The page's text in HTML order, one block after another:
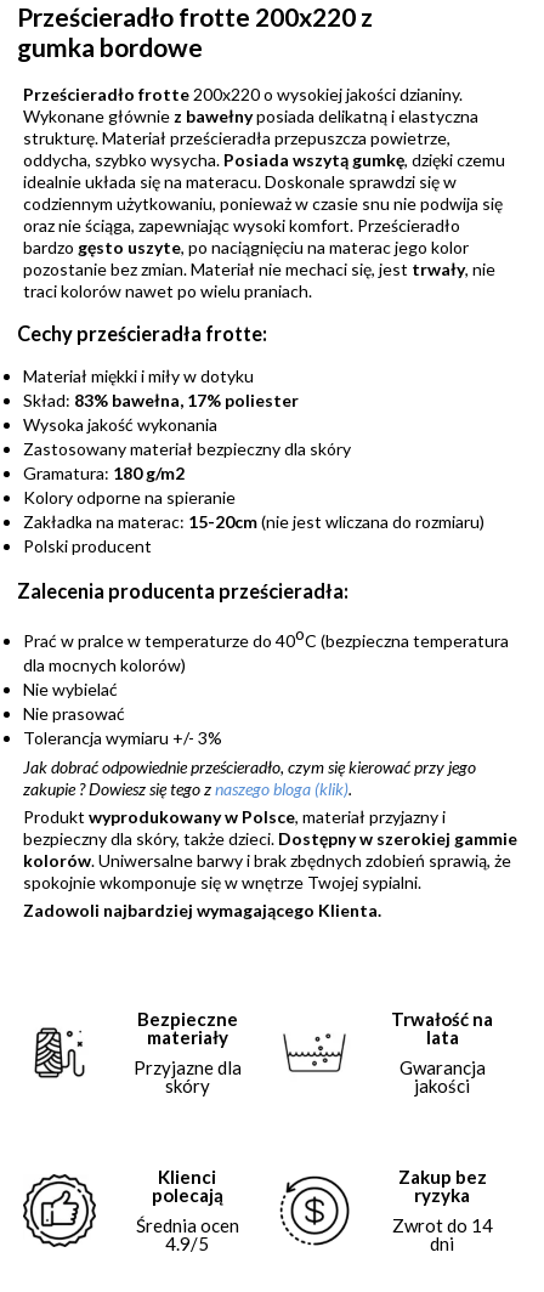
Prześcieradło frotte 200x220 z
gumka bordowe
Prześcieradło frotte 200x220 o wysokiej jakościdzianiny.
Wykonane głównie z bawełnyposiada delikatną i elastyczna
strukturę. Materiał prześcieradła przepuszcza powietrze,
oddycha, szybko wysycha. Posiada wszytą gumkę, dzięki czemu
idealnie układa się na materacu. Doskonale sprawdzi się w
codziennym użytkowaniu, ponieważ w czasie snu nie podwija się
oraz nie ściąga, zapewniając wysoki komfort. Prześcieradło
bardzo gęsto uszyte, po naciągnięciu na materac jego kolor
pozostanie bez zmian. Materiał nie mechaci się, jest trwały, nie
traci kolorów nawet po wielu praniach.
Cechy prześcieradła frotte:
Materiał miękki i miły w dotyku
Skład: 83% bawełna, 17% poliester
Wysoka jakość wykonania
Zastosowany materiał bezpieczny dla skóry
Gramatura: 180 g/m2
Kolory odporne na spieranie
Zakładka na materac: 15-20cm(nie jest wliczana do rozmiaru)
Polski producent
Zalecenia producenta prześcieradła:
Prać w pralce w temperaturze do 40oC (bezpieczna temperatura
dla mocnych kolorów)
Nie wybielać
Nie prasować
Tolerancja wymiaru +/- 3%
Jak dobrać odpowiednie prześcieradło, czym się kierować przy jego
zakupie ?Dowiesz się tego znaszego bloga (klik).
Produkt wyprodukowany w Polsce, materiał przyjazny i
bezpieczny dla skóry, także dzieci. Dostępny w szerokiej gammie
kolorów. Uniwersalne barwy i brak zbędnych zdobień sprawią, że
spokojnie wkomponuje się w wnętrze Twojej sypialni.
Zadowoli najbardziej wymagającego Klienta.
Bezpieczne
materiały
Przyjazne dla
skóry
Trwałość na
lata
Gwarancja
jakości
Klienci
polecają
Średnia ocen
4.9/5
Zakup bez
ryzyka
Zwrot do 14
dni